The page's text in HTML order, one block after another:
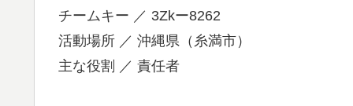
チームキー ／ 3Zkー8262
活動場所 ／ 沖縄県（糸満市）
主な役割 ／ 責任者